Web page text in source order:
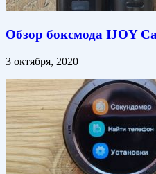
Обзор боксмода IJOY
3 октября, 2020